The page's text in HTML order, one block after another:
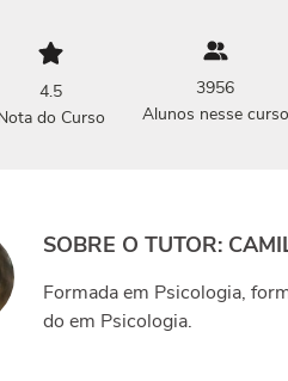
4.5
do Curso
3956
Alunos nesse curso
SOBRE O TUTOR:
Formada em Psicologia,
do em Psicologia.